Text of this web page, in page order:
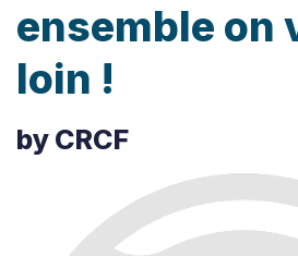
ensemble on
loin !
by CRCF